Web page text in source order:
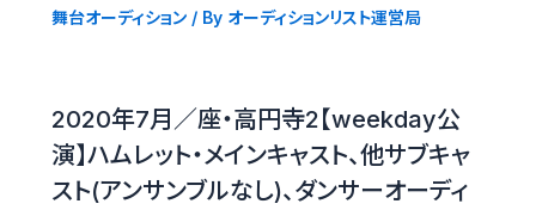
舞台オーディション/ By オーディションリスト運営局
2020年7月／座・高円寺2【weekday公
演】ハムレット・メインキャスト、他サブキャ
スト(アンサンブルなし)、ダンサーオーディ